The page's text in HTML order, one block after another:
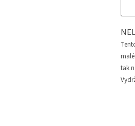
tak